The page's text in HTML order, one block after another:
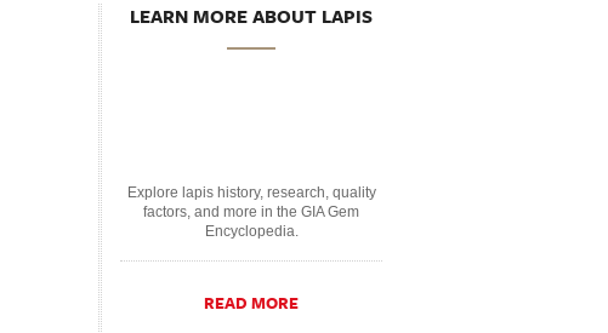
LEARN MORE ABOUT LAPIS
Explore lapis history, research, quality
factors, and more in the GIA Gem
Encyclopedia.
READ MORE